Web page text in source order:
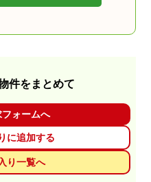
件をまとめて
ォームへ
に追加する
り一覧へ